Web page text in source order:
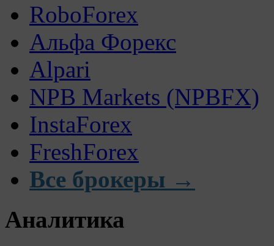
RoboForex
Альфа Форекс
Alpari
NPB Markets (NPBFX)
InstaForex
FreshForex
Все брокеры →
Аналитика